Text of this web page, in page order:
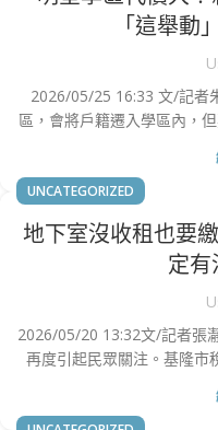
「這舉動
2026/05/25 16:33 文/記者
區，會將戶籍遷入學區內，
UNCATEGORIZED
地下室沒收租也要
定
2026/05/20 13:32文/記者張
再度引起民眾關注。基隆市